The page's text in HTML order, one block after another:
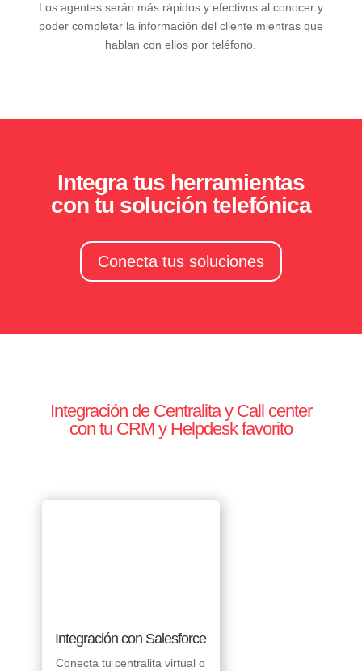
Los agentes serán más rápidos y efectivos al conocer y
poder completar la información del cliente mientras que
hablan con ellos por teléfono.
Integra tus herramientas
con tu solución telefónica
Conecta tus soluciones
Integración de Centralita y Call center
con tu CRM y Helpdesk favorito
Integración con Salesforce
Conecta tu centralita virtual o